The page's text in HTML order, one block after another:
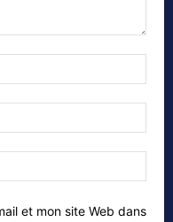
:*
web:
et mon site Web dans